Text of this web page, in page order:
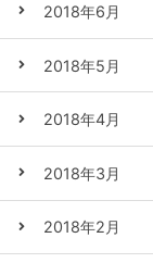
2018年6月
2018年5月
2018年4月
2018年3月
2018年2月